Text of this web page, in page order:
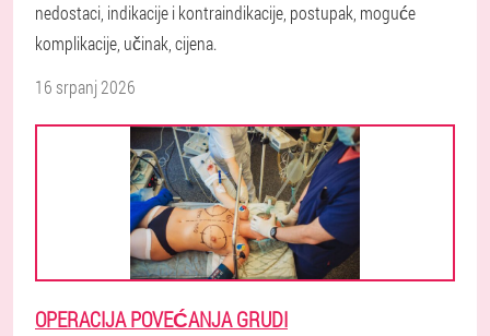
nedostaci, indikacije i kontraindikacije, postupak, moguće
komplikacije, učinak, cijena.
16 srpanj 2026
OPERACIJA POVEĆANJA GRUDI